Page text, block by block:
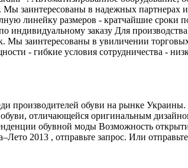
заинтересованы в надежных партнерах
линейку размеров - кратчайшие сроки
заказу Для
заинтересованы в увиличении
- гибкие условия сотрудничества -
производителей обуви на рынке
обуви, отличающейся оригинальным
обувной моды Возможность
2013 , отправьте запрос. Или